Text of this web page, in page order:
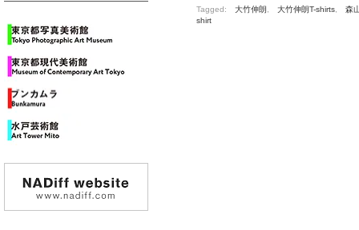
Tagged: 大竹伸朗 大竹伸朗T-shirts
森
shirt